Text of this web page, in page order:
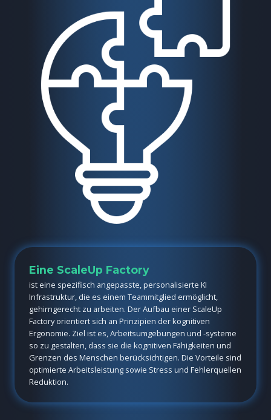
Eine ScaleUp Factory
ist eine spezifisch angepasste, personalisierte KI
Infrastruktur, die es einem Teammitglied ermöglicht,
gehirngerecht zu arbeiten. Der Aufbau einer ScaleUp
Factory orientiert sich an Prinzipien der kognitiven
Ergonomie. Ziel ist es, Arbeitsumgebungen und -systeme
so zu gestalten, dass sie die kognitiven Fähigkeiten und
Grenzen des Menschen berücksichtigen. Die Vorteile sind
optimierte Arbeitsleistung sowie Stress und Fehlerquellen
Reduktion.